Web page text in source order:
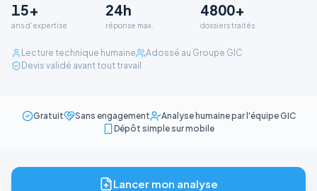
15+
ans d'expertise
24h
réponse max.
4800+
dossiers traités
Lecture technique humaine
Adossé au Groupe GIC
Devis validé avant tout travail
Gratuit Sans engagement
Analyse humaine par l'équipe GIC
Dépôt simple sur mobile
Lancer mon analyse